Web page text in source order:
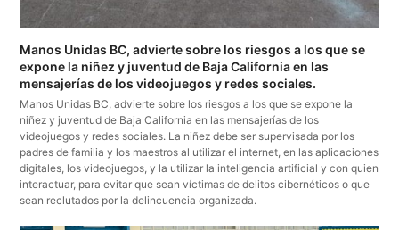
Manos Unidas BC, advierte sobre los riesgos a los que se
expone la niñez y juventud de Baja California en las
mensajerías de los videojuegos y redes sociales.
Manos Unidas BC, advierte sobre los riesgos a los que se expone la
niñez y juventud de Baja California en las mensajerías de los
videojuegos y redes sociales. La niñez debe ser supervisada por los
padres de familia y los maestros al utilizar el internet, en las aplicaciones
digitales, los videojuegos, y la utilizar la inteligencia artificial y con quien
interactuar, para evitar que sean víctimas de delitos cibernéticos o que
sean reclutados por la delincuencia organizada.